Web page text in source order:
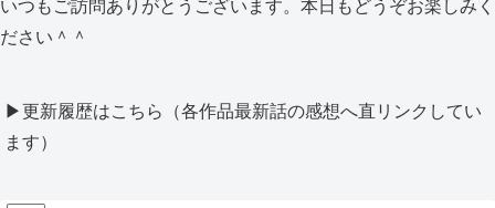
いつもご訪問ありがとうございます。本日もどうぞお楽しみく
ださい＾＾
▶更新履歴はこちら（各作品最新話の感想へ直リンクしてい
ます）